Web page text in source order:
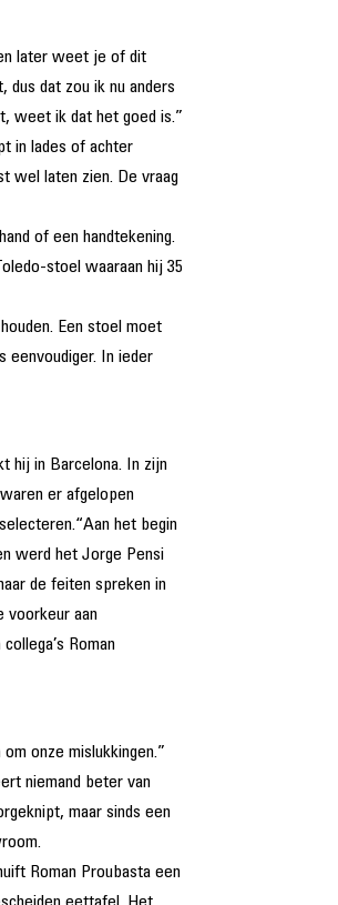
later weet je of dit
dus dat zou ik nu anders
weet ik dat het goed is.”
in lades of achter
wel laten zien. De vraag
of een handtekening.
stoel waaraan hij 35
Een stoel moet
eenvoudiger. In ieder
hij in Barcelona. In zijn
er afgelopen
het begin
werd het Jorge Pensi
de feiten spreken in
voorkeur aan
Roman
onze mislukkingen.”
niemand beter van
maar sinds een
Roman Proubasta een